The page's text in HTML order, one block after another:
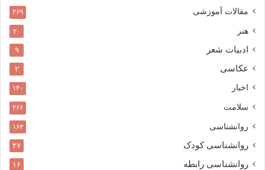
مقالات آموزشی ۲۶۹
هنر ۲۰
ادبیات شعر ۹
عکاسی ۲
اخبار ۱۴۰
سلامت ۲۶۶
روانشناسی ۱۶۳
روانشناسی کودک ۴۷
روانشناسی رابطه ۱۶